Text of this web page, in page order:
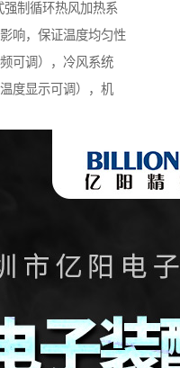
制循环热风加热系
响，保证温度均匀性
可调），冷风系统
度显示可调），机